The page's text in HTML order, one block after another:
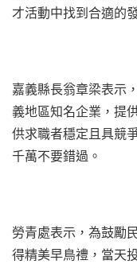
才活動中找到合適的
嘉義縣長翁章梁表示
義地區知名企業，提
供求職者穩定且具競
千萬不要錯過。
勞青處表示，為鼓勵
得精美早鳥禮，當天